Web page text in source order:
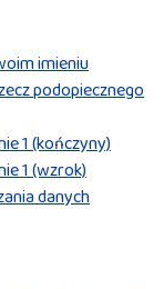
imieniu
podopiecznego
1 (kończyny)
1 (wzrok)
danych